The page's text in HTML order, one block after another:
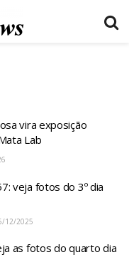
vira exposição
Lab
veja fotos do 3º dia
12/2025
as fotos do quarto dia